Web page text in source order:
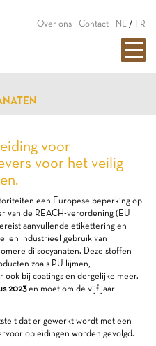
Over ons Contact NL / FR
voor
voor het veilig
een Europese beperking op
van de REACH-verordening (EU
aanvullende etikettering en
en industrieel gebruik van
diisocyanaten. Deze stoffen
zoals PU lijmen,
ook bij coatings en dergelijke meer.
2023en moet om de vijf jaar
dat er gewerkt wordt met een
opleidingen worden gevolgd.